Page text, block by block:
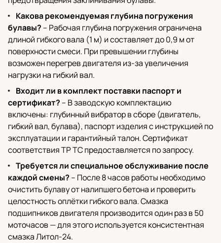
Какова рекомендуемая глубина погружения
булавы? – Рабочая глубина погружения ограничена
длиной гибкого вала (1 м) и составляет до 0,9 м от
поверхности смеси. При превышении глубины
возможен перегрев двигателя из-за увеличения
нагрузки на гибкий вал.
Входит ли в комплект поставки паспорт и
сертификат? – В заводскую комплектацию
включены: глубинный вибратор в сборе (двигатель,
гибкий вал, булава), паспорт изделия с инструкцией по
эксплуатации и гарантийный талон. Сертификат
соответствия ТР ТС предоставляется по запросу.
Требуется ли специальное обслуживание после
каждой смены? – После 8 часов работы необходимо
очистить булаву от налипшего бетона и проверить
целостность оплётки гибкого вала. Смазка
подшипников двигателя производится один раз в 50
моточасов — для этого используется консистентная
смазка Литол-24.